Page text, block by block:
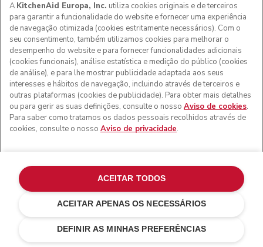
€ 104,25 custos € 34,75
A KitchenAid Europa, Inc. utiliza cookies originais e de terceiros
para garantir a funcionalidade do website e fornecer uma experiência
de navegação otimizada (cookies estritamente necessários). Com o
seu consentimento, também utilizamos cookies para melhorar o
desempenho do website e para fornecer funcionalidades adicionais
(cookies funcionais), análise estatística e medição do público (cookies
de análise), e para lhe mostrar publicidade adaptada aos seus
interesses e hábitos de navegação, incluindo através de terceiros e
outras plataformas (cookies de publicidade). Para obter mais detalhes
ou para gerir as suas definições, consulte o nosso Aviso de cookies.
Para saber como tratamos os dados pessoais recolhidos através de
cookies, consulte o nosso Aviso de privacidade.
DEFINIR AS MINHAS PREFERÊNCIAS
ACEITAR APENAS OS NECESSÁRIOS
ACEITAR TODOS